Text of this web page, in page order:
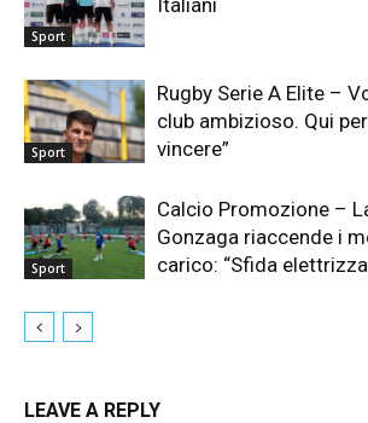
Sport
Sport
Rugby Serie A Elite –
club ambizioso. Qui
vincere”
Sport
Calcio Promozione –
Gonzaga riaccende i
carico: “Sfida
LEAVE A REPLY